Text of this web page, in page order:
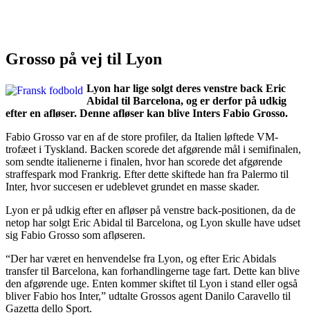
Grosso på vej til Lyon
Lyon har lige solgt deres venstre back Eric
Abidal til Barcelona, og er derfor på udkig
efter en afløser. Denne afløser kan blive Inters Fabio Grosso.
Fabio Grosso var en af de store profiler, da Italien løftede VM-
trofæet i Tyskland. Backen scorede det afgørende mål i semifinalen,
som sendte italienerne i finalen, hvor han scorede det afgørende
straffespark mod Frankrig. Efter dette skiftede han fra Palermo til
Inter, hvor succesen er udeblevet grundet en masse skader.
Lyon er på udkig efter en afløser på venstre back-positionen, da de
netop har solgt Eric Abidal til Barcelona, og Lyon skulle have udset
sig Fabio Grosso som afløseren.
“Der har været en henvendelse fra Lyon, og efter Eric Abidals
transfer til Barcelona, kan forhandlingerne tage fart. Dette kan blive
den afgørende uge. Enten kommer skiftet til Lyon i stand eller også
bliver Fabio hos Inter,” udtalte Grossos agent Danilo Caravello til
Gazetta dello Sport.